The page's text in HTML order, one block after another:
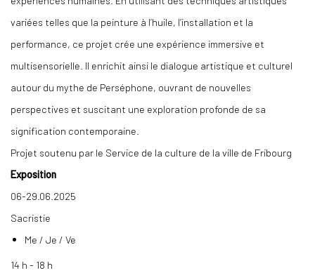
variées telles que la peinture à l’huile, l’installation et la
performance, ce projet crée une expérience immersive et
multisensorielle. Il enrichit ainsi le dialogue artistique et culturel
autour du mythe de Perséphone, ouvrant de nouvelles
perspectives et suscitant une exploration profonde de sa
signification contemporaine.
Projet soutenu par le Service de la culture de la ville de Fribourg
Exposition
06-29.06.2025
Sacristie
Me / Je / Ve
14 h - 18 h